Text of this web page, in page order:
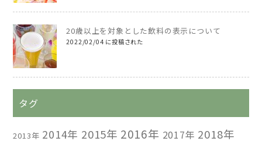
20歳以上を対象とした飲料の表示について
2022/02/04 に投稿された
タグ
2013年 2014年 2015年 2016年 2017年 2018年